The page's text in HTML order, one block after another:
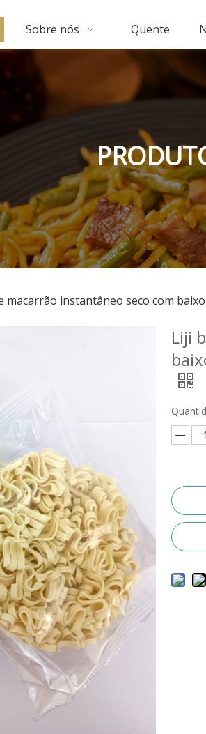
Sobre nós Quente
macarrão instantâneo seco com
Liji